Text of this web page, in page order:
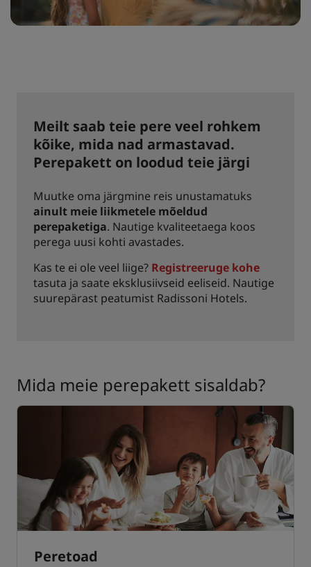
Park Plaza Park Inn by Radisson
Sidusettevõtja brändid Hiinas
Jin Jiang
Kunlun Golden Tulip
Meilt saab teie pere veel rohkem
kõike, mida nad armastavad.
Perepakett on loodud teie järgi
Muutke oma järgmine reis unustamatuks
ainult meie liikmetele mõeldud
perepaketiga. Nautige kvaliteetaega koos
perega uusi kohti avastades.
Kas te ei ole veel liige? Registreeruge kohe
tasuta ja saate eksklusiivseid eeliseid. Nautige
suurepärast peatumist Radissoni Hotels.
Mida meie perepakett sisaldab?
Peretoad